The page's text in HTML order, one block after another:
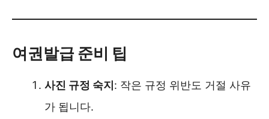
여권발급 준비 팁
사진 규정 숙지 : 작은 규정 위반도 거절 사유
가 됩니다.